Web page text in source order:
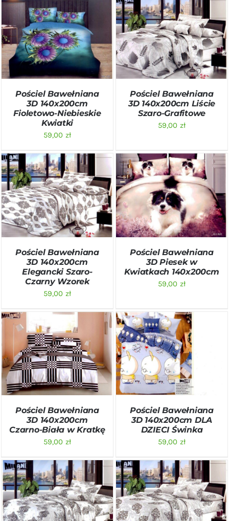
DODAJ DO KOSZYKA
/
SZCZEGÓŁY
Pościel Bawełniana
3D 140x200cm
Fioletowo-Niebieskie
Kwiatki
59,00 zł
DODAJ DO KOSZYKA
/
SZCZEGÓŁY
Pościel Bawełniana
3D 140x200cm Liście
Szaro-Grafitowe
59,00 zł
DODAJ DO KOSZYKA
/
SZCZEGÓŁY
Pościel Bawełniana
3D 140x200cm
Elegancki Szaro-
Czarny Wzorek
59,00 zł
DODAJ DO KOSZYKA
/
SZCZEGÓŁY
Pościel Bawełniana
3D Piesek w
Kwiatkach 140x200cm
59,00 zł
DODAJ DO KOSZYKA
/
SZCZEGÓŁY
Pościel Bawełniana
3D 140x200cm
Czarno-Biała w Kratkę
59,00 zł
DODAJ DO KOSZYKA
SZCZEGÓŁY
Pościel Bawełniana
3D 140x200cm DLA
DZIECI Świnka
59,00 zł
DODAJ DO KOSZYKA
/
SZCZEGÓŁY
DODAJ DO KOSZYKA
/
SZCZEGÓŁY